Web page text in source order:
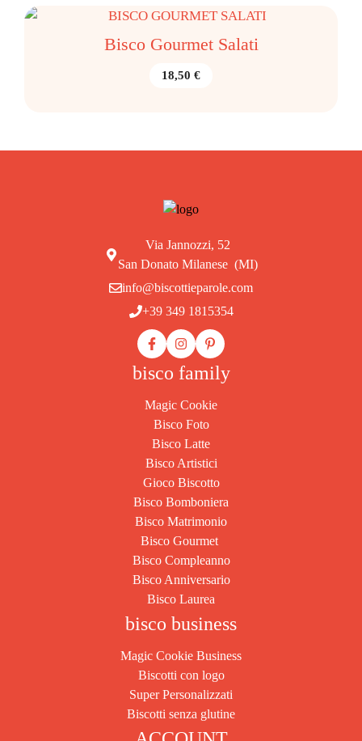
Bisco Gourmet Salati
18,50 €
Via Jannozzi, 52
San Donato Milanese (MI)
info@biscottieparole.com
+39 349 1815354
bisco family
Magic Cookie
Bisco Foto
Bisco Latte
Bisco Artistici
Gioco Biscotto
Bisco Bomboniera
Bisco Matrimonio
Bisco Gourmet
Bisco Compleanno
Bisco Anniversario
Bisco Laurea
bisco business
Magic Cookie Business
Biscotti con logo
Super Personalizzati
Biscotti senza glutine